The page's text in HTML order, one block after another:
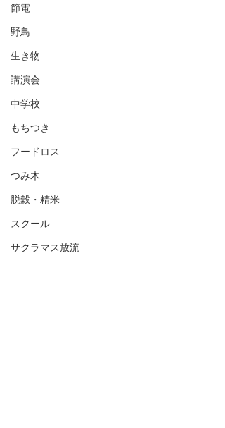
節電
野鳥
生き物
講演会
中学校
もちつき
フードロス
つみ木
脱穀・精米
スクール
サクラマス放流